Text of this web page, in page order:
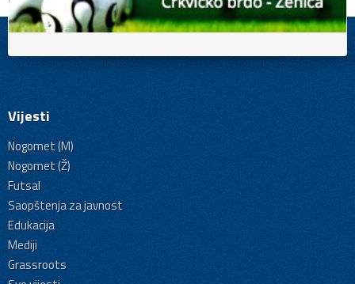
Vijesti
Nogomet (M)
Nogomet (Ž)
Futsal
Saopštenja za javnost
Edukacija
Mediji
Grassroots